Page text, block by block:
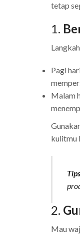
tetap
1.
Pagi
Malam
kulitmu
2.
Mau